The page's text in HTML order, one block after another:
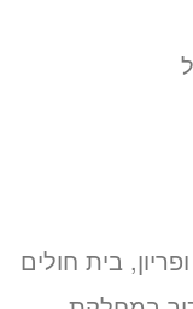
בית חולים